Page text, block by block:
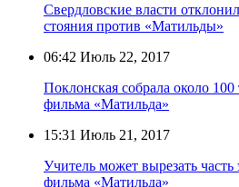
Свердловские власти
стояния против «Матильды»
06:42 Июль 22, 2017
Поклонская собрала около
фильма «Матильда»
15:31 Июль 21, 2017
Учитель может вырезать часть
фильма «Матильда»